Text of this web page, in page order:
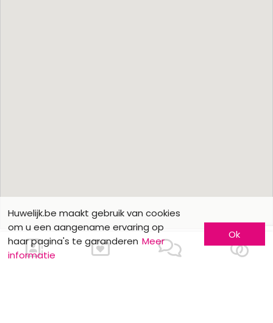
Ons contacteren
Huwelijk.be maakt gebruik van cookies
om u een aangename ervaring op
haar pagina's te garanderen Meer
informatie
Ok